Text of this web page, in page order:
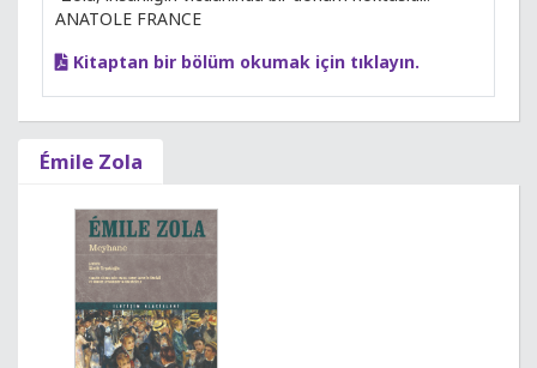
ANATOLE FRANCE
Kitaptan bir bölüm okumak için tıklayın.
Émile Zola